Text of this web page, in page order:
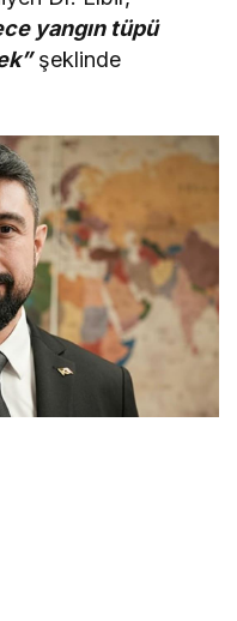
yangın tüpü
şeklinde